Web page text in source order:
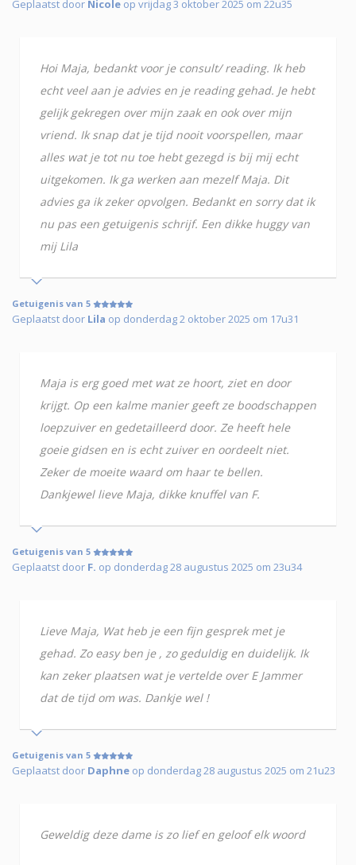
Geplaatst door Nicole op vrijdag 3 oktober 2025 om 22u35
Hoi Maja, bedankt voor je consult/ reading. Ik heb
echt veel aan je advies en je reading gehad. Je hebt
gelijk gekregen over mijn zaak en ook over mijn
vriend. Ik snap dat je tijd nooit voorspellen, maar
alles wat je tot nu toe hebt gezegd is bij mij echt
uitgekomen. Ik ga werken aan mezelf Maja. Dit
advies ga ik zeker opvolgen. Bedankt en sorry dat ik
nu pas een getuigenis schrijf. Een dikke huggy van
mij Lila
Getuigenis van 5
Geplaatst door Lila op donderdag 2 oktober 2025 om 17u31
Maja is erg goed met wat ze hoort, ziet en door
krijgt. Op een kalme manier geeft ze boodschappen
loepzuiver en gedetailleerd door. Ze heeft hele
goeie gidsen en is echt zuiver en oordeelt niet.
Zeker de moeite waard om haar te bellen.
Dankjewel lieve Maja, dikke knuffel van F.
Getuigenis van 5
Geplaatst door F. op donderdag 28 augustus 2025 om 23u34
Lieve Maja, Wat heb je een fijn gesprek met je
gehad. Zo easy ben je , zo geduldig en duidelijk. Ik
kan zeker plaatsen wat je vertelde over E Jammer
dat de tijd om was. Dankje wel !
Getuigenis van 5
Geplaatst door Daphne op donderdag 28 augustus 2025 om 21u23
Geweldig deze dame is zo lief en geloof elk woord